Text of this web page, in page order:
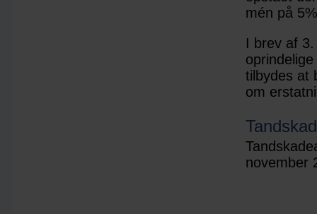
mén på
I brev af
tilbydes at
om
november